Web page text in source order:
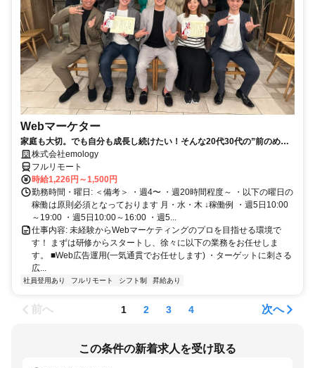
Webマーケター
家庭も大切。でも自分も成長し続けたい！そんな20代30代の”前のめ
り”なママさんたちがフルリモートで活躍中♪
株式会社emology
フルリモート
時給1,226円～1,500円
勤務時間・曜日: ＜備考＞ ・週4〜 ・週20時間程度～ ・以下の曜日の
稼働は原則必須となっております 月・水・木 ↓稼働例 ・週5日10:00
～19:00 ・週5日10:00～16:00 ・週5...
仕事内容: 未経験からWebマーケティングのプロを目指せる環境で
す！ まずは研修からスタートし、徐々に以下の業務をお任せしま
す。 ■Web広告運用(一気通貫でお任せします) ・ターゲットに刺さる
広...
社員登用あり フルリモート シフト制 昇給あり
前へ 1 2 3 4 次へ
この条件の新着求人を受け取る